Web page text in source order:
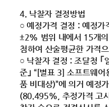
4. 낙찰자 결정방법
○ 예정가격 결정 : 예정가
±2% 범위 내에서 15개
첨하여 산술평균한 가격
○ 낙찰자 결정 : 조달청 ｢
준｣ “[별표 3] 소프트웨어
품 비대상)”에 의거 예정
(80.495%, 추정가격 고